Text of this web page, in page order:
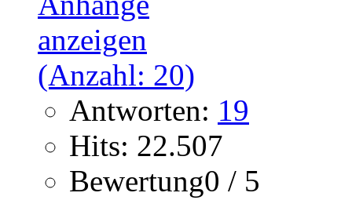
Antworten: 19
Hits: 22.507
Bewertung0 / 5